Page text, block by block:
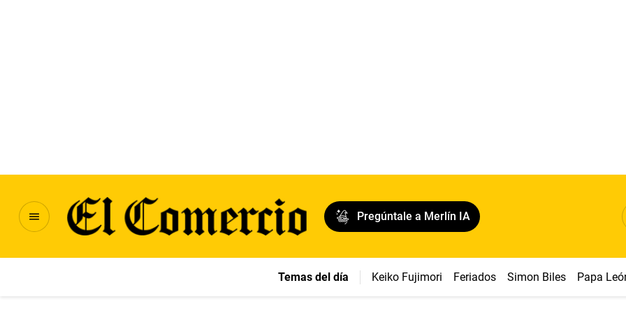
Pregúntale a Merlín IA
Temas del día Keiko Fujimori Feriados Simon Biles Papa